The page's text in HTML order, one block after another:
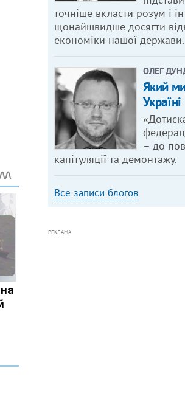
точніше вкласти розум і
щонайшвидше досягти
економіки нашої держави.
ОЛЕГ
Який
Україні
– до
капітуляції та демонтажу.
Все записи блогов
РЕКЛАМА